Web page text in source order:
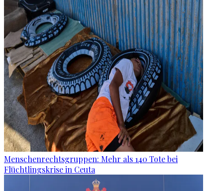
Menschenrechtsgruppen: Mehr als 140 Tote bei
Flüchtlingskrise in Ceuta